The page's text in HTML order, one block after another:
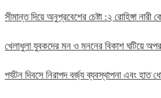
সীমান্ত দিয়ে অনুপ্রবেশের চেষ্টা :২ রোহিঙ্গা নারী
খেলাধুলা যুবকদের মন ও মননের বিকাশ ঘটিয়ে
পর্যটন দিবসে নিরাপদ বর্জ্য ব্যবস্থাপনা এবং